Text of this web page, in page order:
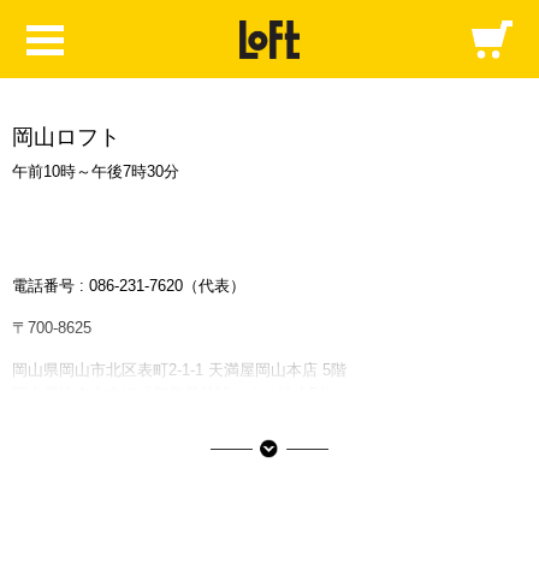
岡山ロフト
午前10時～午後7時30分
電話番号 : 086-231-7620 （代表）
〒700-8625
岡山県岡山市北区表町2-1-1 天満屋岡山本店 5階